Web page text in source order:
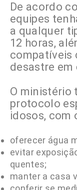
De acordo
equipes
a qualquer
12 horas,
compatíveis
desastre em
O ministério
protocolo
idosos, com
oferecer água
evitar
quentes;
manter a casa